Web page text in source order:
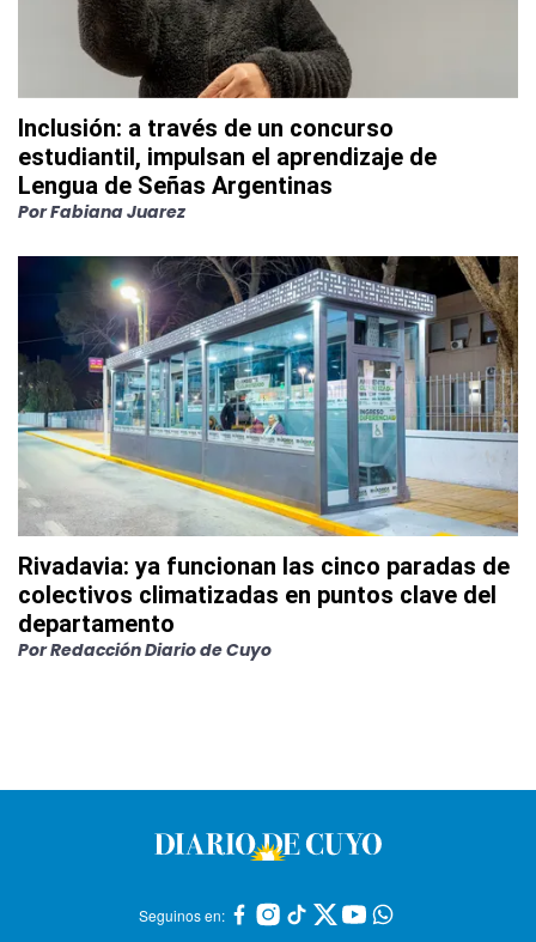
Inclusión: a través de un concurso
estudiantil, impulsan el aprendizaje de
Lengua de Señas Argentinas
PorFabiana Juarez
Rivadavia: ya funcionan las cinco paradas de
colectivos climatizadas en puntos clave del
departamento
PorRedacción Diario de Cuyo
Seguinos en: